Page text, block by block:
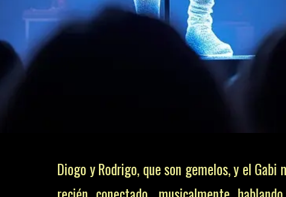
Diogo y Rodrigo, que son gemelos, y el Gabi